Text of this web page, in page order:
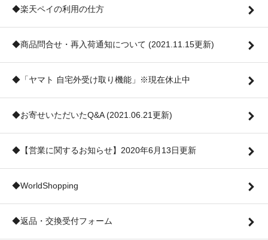
◆楽天ペイの利用の仕方
◆商品問合せ・再入荷通知について (2021.11.15更新)
◆「ヤマト 自宅外受け取り機能」※現在休止中
◆お寄せいただいたQ&A (2021.06.21更新)
◆【営業に関するお知らせ】2020年6月13日更新
◆WorldShopping
◆返品・交換受付フォーム